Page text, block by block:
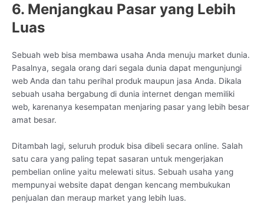
6. Menjangkau Pasar yang Lebih
Luas
Sebuah web bisa membawa usaha Anda menuju market dunia.
Pasalnya, segala orang dari segala dunia dapat mengunjungi
web Anda dan tahu perihal produk maupun jasa Anda. Dikala
sebuah usaha bergabung di dunia internet dengan memiliki
web, karenanya kesempatan menjaring pasar yang lebih besar
amat besar.
Ditambah lagi, seluruh produk bisa dibeli secara online. Salah
satu cara yang paling tepat sasaran untuk mengerjakan
pembelian online yaitu melewati situs. Sebuah usaha yang
mempunyai website dapat dengan kencang membukukan
penjualan dan meraup market yang lebih luas.